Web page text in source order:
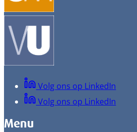
Volg ons op LinkedIn
Volg ons op LinkedIn
Menu